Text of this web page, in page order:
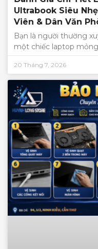
Ultrabook Siêu
Viên & Dân Văn
Bạn là người thường
một chiếc laptop
20 Tháng 7, 2026